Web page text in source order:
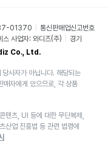
01370
통신판매업신고번호
스 사업자: 와디즈(주)
경기
Co., Ltd.
사자가 아닙니다. 해당되는
매자에게 있으므로, 각 상품
텐츠, UI 등에 대한 무단복제,
산업 진흥법 등 관련 법령에